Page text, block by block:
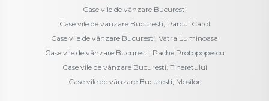
Case vile de vânzare Bucuresti
Case vile de vânzare Bucuresti, Parcul Carol
Case vile de vânzare Bucuresti, Vatra Luminoasa
Case vile de vânzare Bucuresti, Pache Protopopescu
Case vile de vânzare Bucuresti, Tineretului
Case vile de vânzare Bucuresti, Mosilor